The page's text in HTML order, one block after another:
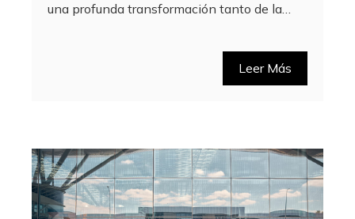
una profunda transformación tanto de la…
Leer Más